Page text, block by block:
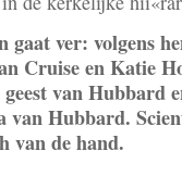
gaat ver: volgens
Cruise en Katie
van Hubbard
van Hubbard.
van de hand.